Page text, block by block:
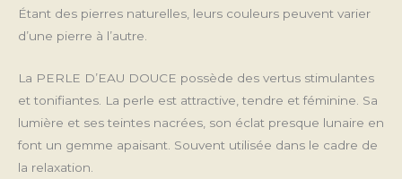
Étant des pierres naturelles, leurs couleurs peuvent varier
d’une pierre à l’autre.
La PERLE D’EAU DOUCE possède des vertus stimulantes
et tonifiantes. La perle est attractive, tendre et féminine. Sa
lumière et ses teintes nacrées, son éclat presque lunaire en
font un gemme apaisant. Souvent utilisée dans le cadre de
la relaxation.